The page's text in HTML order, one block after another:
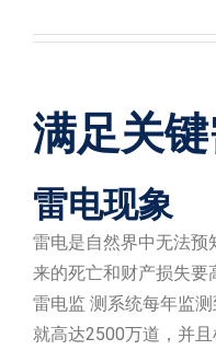
满足关
雷电现象
雷电是自然界中无法预
来的死亡和财产损失要
雷电监 测系统每年监
就高达2500万道，并